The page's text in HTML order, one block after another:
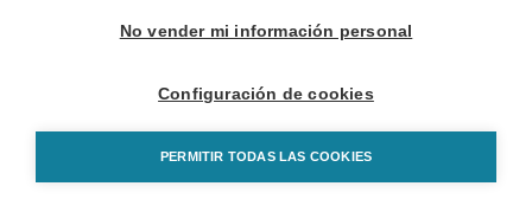
No vender mi información personal
Configuración de cookies
PERMITIR TODAS LAS COOKIES